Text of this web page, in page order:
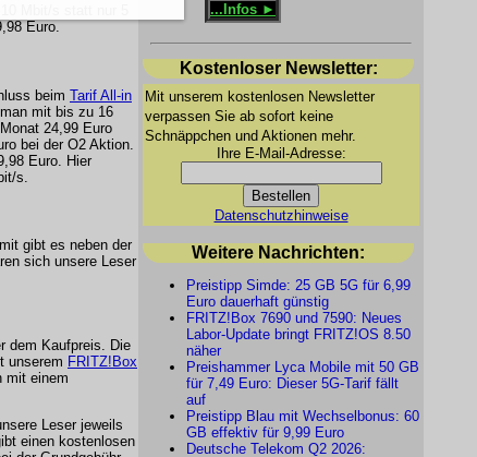
Euro.
beim Tarif All-in
mit bis zu 16
24,99 Euro
bei der O2 Aktion.
Euro. Hier
s.
gibt es neben der
sich unsere Leser
dem Kaufpreis. Die
unserem FRITZ!Box
mit einem
Leser jeweils
einen kostenlosen
...Infos ►
Kostenloser Newsletter:
Mit unserem kostenlosen Newsletter
verpassen Sie ab sofort keine
Schnäppchen und Aktionen mehr.
Ihre E-Mail-Adresse:
Datenschutzhinweise
Weitere Nachrichten:
Preistipp Simde: 25 GB 5G für 6,99
Euro dauerhaft günstig
FRITZ!Box 7690 und 7590: Neues
Labor-Update bringt FRITZ!OS 8.50
näher
Preishammer Lyca Mobile mit 50 GB
für 7,49 Euro: Dieser 5G-Tarif fällt
auf
Preistipp Blau mit Wechselbonus: 60
GB effektiv für 9,99 Euro
Deutsche Telekom Q2 2026: